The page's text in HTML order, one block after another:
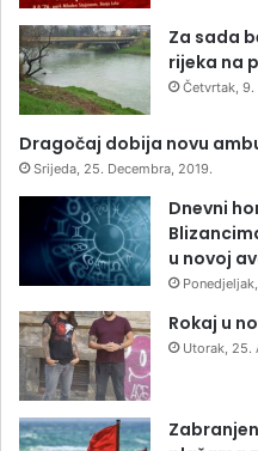
Za sada
rijeka na
Četvrtak, 9.
Dragočaj dobija novu
Srijeda, 25. Decembra, 2019.
Dnevni
u novoj
Rokaj u
Utorak, 25.